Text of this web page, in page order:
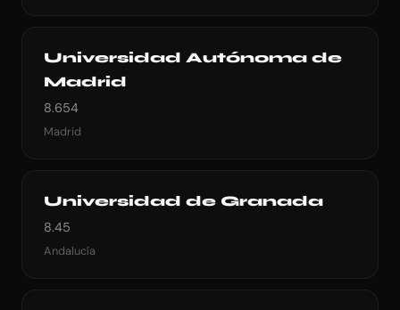
Universidad Autónoma de
Madrid
8.654
Madrid
Universidad de Granada
8.45
Andalucía